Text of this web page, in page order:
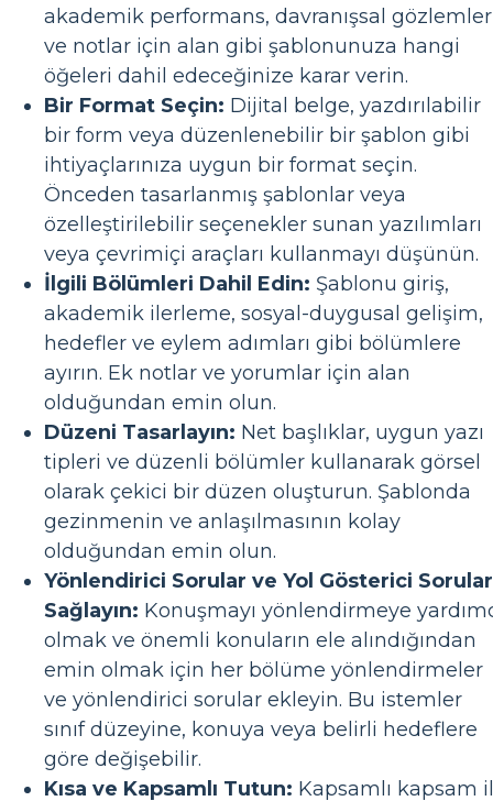
akademik performans, davranışsal gözlemler
ve notlar için alan gibi şablonunuza hangi
öğeleri dahil edeceğinize karar verin.
Bir Format Seçin: Dijital belge, yazdırılabilir
bir form veya düzenlenebilir bir şablon gibi
ihtiyaçlarınıza uygun bir format seçin.
Önceden tasarlanmış şablonlar veya
özelleştirilebilir seçenekler sunan yazılımları
veya çevrimiçi araçları kullanmayı düşünün.
İlgili Bölümleri Dahil Edin: Şablonu giriş,
akademik ilerleme, sosyal-duygusal gelişim,
hedefler ve eylem adımları gibi bölümlere
ayırın. Ek notlar ve yorumlar için alan
olduğundan emin olun.
Düzeni Tasarlayın: Net başlıklar, uygun yazı
tipleri ve düzenli bölümler kullanarak görsel
olarak çekici bir düzen oluşturun. Şablonda
gezinmenin ve anlaşılmasının kolay
olduğundan emin olun.
Yönlendirici Sorular ve Yol Gösterici Sorular
Sağlayın: Konuşmayı yönlendirmeye
olmak ve önemli konuların ele alındığından
emin olmak için her bölüme yönlendirmeler
ve yönlendirici sorular ekleyin. Bu istemler
sınıf düzeyine, konuya veya belirli hedeflere
göre değişebilir.
Kısa ve Kapsamlı Tutun: Kapsamlı kapsam